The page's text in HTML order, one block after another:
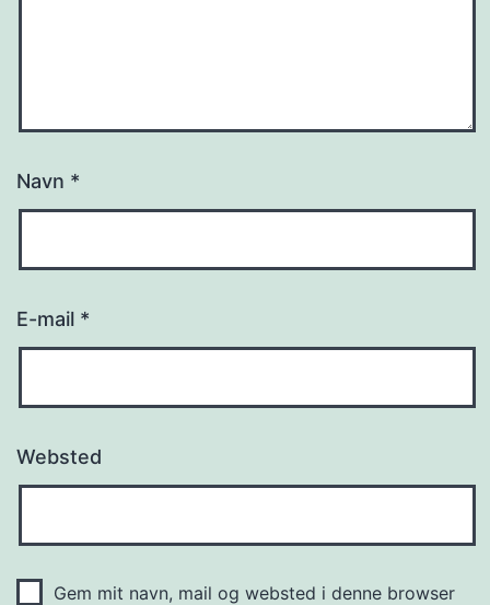
Navn *
E-mail *
Websted
Gem mit navn, mail og websted i denne browser